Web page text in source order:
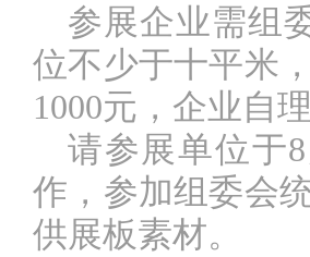
参展企业需组
位不少于十平米
1000元，企业自理
请参展单位于
作，参加组委会
供展板素材。